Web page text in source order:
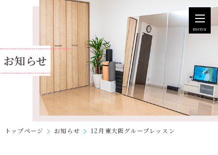
menu
お知らせ
トップページ お知らせ 12月東大阪グループレッスン